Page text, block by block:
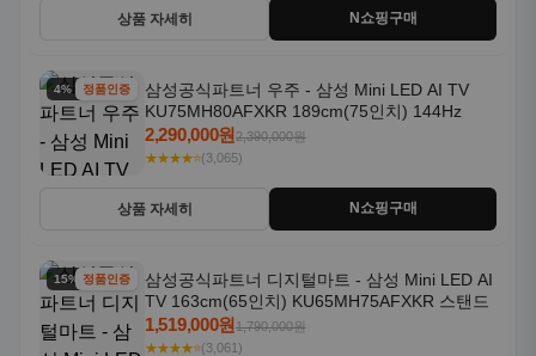
상품 자세히 N쇼핑구매
4% 할인정품인증
삼성공식파트너 우주 - 삼성 Mini LED AI TV
KU75MH80AFXKR 189cm(75인치) 144Hz
2,290,000원2,390,000원
★★★★⭐(3,065)
상품 자세히 N쇼핑구매
15% 할인정품인증
삼성공식파트너 디지털마트 - 삼성 Mini LED AI
TV 163cm(65인치) KU65MH75AFXKR 스탠드
1,519,000원1,790,000원
★★★★⭐(3,061)